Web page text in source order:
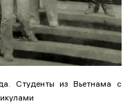
Студенты из Вьетнама с